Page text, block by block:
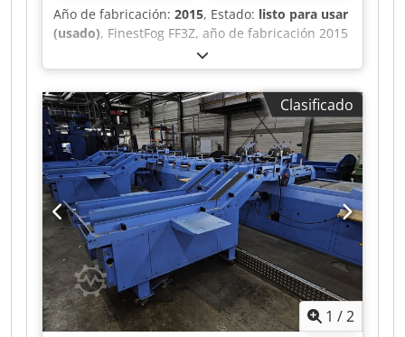
Año de fabricación: 2015, Estado: listo para usar
(usado), FinestFog FF3Z, año de fabricación 2015
7 x boquilla doble Cedpfst Uwiiex Ag Ejrf
Clasificado
1 /2